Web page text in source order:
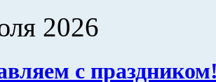
2026
с